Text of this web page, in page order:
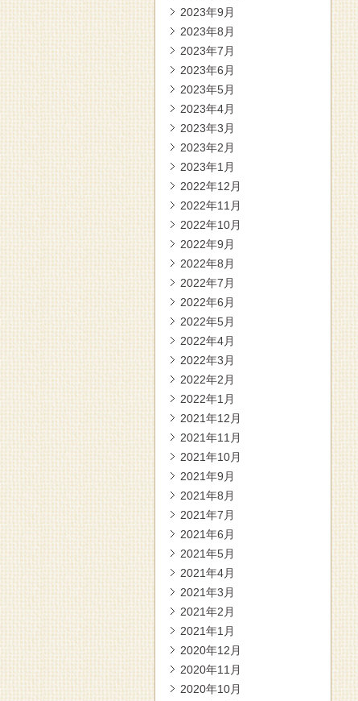
2023年9月
2023年8月
2023年7月
2023年6月
2023年5月
2023年4月
2023年3月
2023年2月
2023年1月
2022年12月
2022年11月
2022年10月
2022年9月
2022年8月
2022年7月
2022年6月
2022年5月
2022年4月
2022年3月
2022年2月
2022年1月
2021年12月
2021年11月
2021年10月
2021年9月
2021年8月
2021年7月
2021年6月
2021年5月
2021年4月
2021年3月
2021年2月
2021年1月
2020年12月
2020年11月
2020年10月